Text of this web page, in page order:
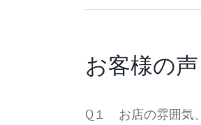
お客様の声
Q１ お店の雰囲気